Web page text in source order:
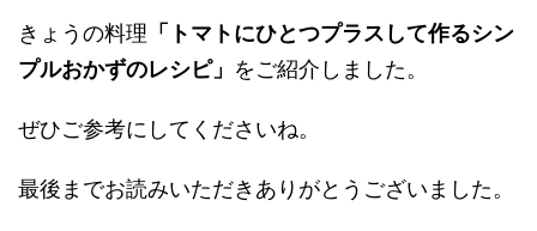
きょうの料理 「トマトにひとつプラスして作るシン
プルおかずのレシピ」 をご紹介しました。
ぜひご参考にしてくださいね。
最後までお読みいただきありがとうございました。